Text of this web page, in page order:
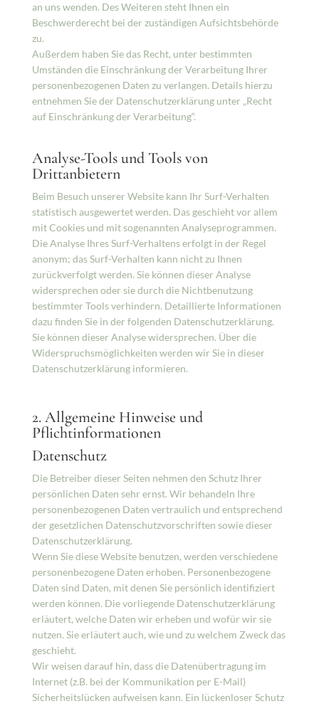
an uns wenden. Des Weiteren steht Ihnen ein
Beschwerderecht bei der zuständigen Aufsichtsbehörde
zu.
Außerdem haben Sie das Recht, unter bestimmten
Umständen die Einschränkung der Verarbeitung Ihrer
personenbezogenen Daten zu verlangen. Details hierzu
entnehmen Sie der Datenschutzerklärung unter „Recht
auf Einschränkung der Verarbeitung“.
Analyse-Tools und Tools von
Drittanbietern
Beim Besuch unserer Website kann Ihr Surf-Verhalten
statistisch ausgewertet werden. Das geschieht vor allem
mit Cookies und mit sogenannten Analyseprogrammen.
Die Analyse Ihres Surf-Verhaltens erfolgt in der Regel
anonym; das Surf-Verhalten kann nicht zu Ihnen
zurückverfolgt werden. Sie können dieser Analyse
widersprechen oder sie durch die Nichtbenutzung
bestimmter Tools verhindern. Detaillierte Informationen
dazu finden Sie in der folgenden Datenschutzerklärung.
Sie können dieser Analyse widersprechen. Über die
Widerspruchsmöglichkeiten werden wir Sie in dieser
Datenschutzerklärung informieren.
2. Allgemeine Hinweise und
Pflichtinformationen
Datenschutz
Die Betreiber dieser Seiten nehmen den Schutz Ihrer
persönlichen Daten sehr ernst. Wir behandeln Ihre
personenbezogenen Daten vertraulich und entsprechend
der gesetzlichen Datenschutzvorschriften sowie dieser
Datenschutzerklärung.
Wenn Sie diese Website benutzen, werden verschiedene
personenbezogene Daten erhoben. Personenbezogene
Daten sind Daten, mit denen Sie persönlich identifiziert
werden können. Die vorliegende Datenschutzerklärung
erläutert, welche Daten wir erheben und wofür wir sie
nutzen. Sie erläutert auch, wie und zu welchem Zweck das
geschieht.
Wir weisen darauf hin, dass die Datenübertragung im
Internet (z.B. bei der Kommunikation per E-Mail)
Sicherheitslücken aufweisen kann. Ein lückenloser Schutz